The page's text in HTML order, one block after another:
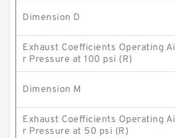
Dimension D
Exhaust Coefficients Operating Ai
r Pressure at 100 psi (R)
Dimension M
Exhaust Coefficients Operating Ai
r Pressure at 50 psi (R)